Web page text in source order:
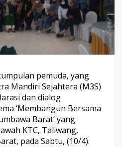
pemuda, yang
Mandiri Sejahtera (M3S)
dan dialog
‘Membangun Bersama
Barat’ yang
KTC, Taliwang,
pada Sabtu, (10/4).